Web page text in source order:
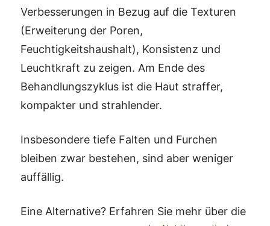
Verbesserungen in Bezug auf die Texturen
(Erweiterung der Poren,
Feuchtigkeitshaushalt), Konsistenz und
Leuchtkraft zu zeigen. Am Ende des
Behandlungszyklus ist die Haut straffer,
kompakter und strahlender.
Insbesondere tiefe Falten und Furchen
bleiben zwar bestehen, sind aber weniger
auffällig.
Eine Alternative? Erfahren Sie mehr über die